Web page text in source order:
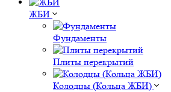
ЖБИ
Фундаменты
Плиты перекрытий
Колодцы (Кольца ЖБИ)